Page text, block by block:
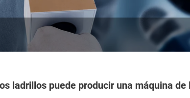
ladrillos puede producir una máquina